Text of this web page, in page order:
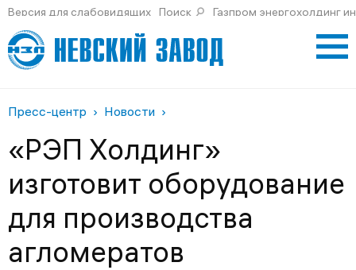
Версия для слабовидящих Поиск Газпром энергохолдинг
Пресс-центр Новости
«РЭП Холдинг»
изготовит оборудование
для производства
агломератов